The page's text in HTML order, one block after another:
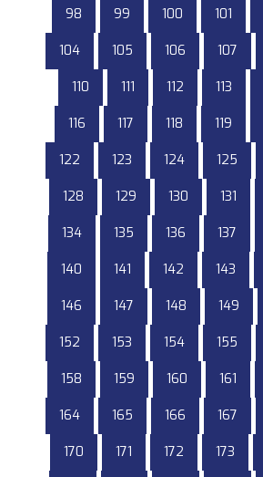
98 99 100 101
104 105 106 107
110 111 112 113
116 117 118 119
122 123 124 125
128 129 130 131
134 135 136 137
140 141 142 143
146 147 148 149
152 153 154 155
158 159 160 161
164 165 166 167
170 171 172 173